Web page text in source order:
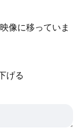
像に移っていま
げる